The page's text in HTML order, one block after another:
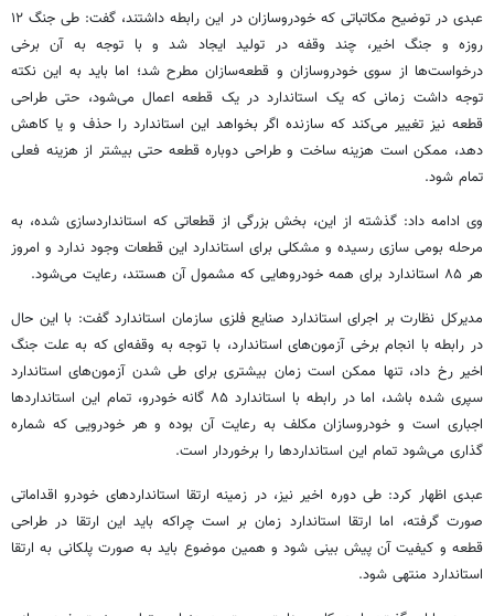
عبدی در توضیح مکاتباتی که خودروسازان در این رابطه داشتند، گفت: طی جنگ ۱۲
روزه و جنگ اخیر، چند وقفه در تولید ایجاد شد و با توجه به آن برخی
درخواست‌ها از سوی خودروسازان و قطعه‌سازان مطرح شد؛ اما باید به این نکته
توجه داشت زمانی که یک استاندارد در یک قطعه اعمال می‌شود، حتی طراحی
قطعه نیز تغییر می‌کند که سازنده اگر بخواهد این استاندارد را حذف و یا کاهش
دهد، ممکن است هزینه ساخت و طراحی دوباره قطعه حتی بیشتر از هزینه فعلی
تمام شود.
وی ادامه داد: گذشته از این، بخش بزرگی از قطعاتی که استانداردسازی شده، به
مرحله بومی سازی رسیده و مشکلی برای استاندارد این قطعات وجود ندارد و امروز
هر ۸۵ استاندارد برای همه خودروهایی که مشمول آن هستند، رعایت می‌شود.
مدیرکل نظارت بر اجرای استاندارد صنایع فلزی سازمان استاندارد گفت: با این حال
در رابطه با انجام برخی آزمون‌های استاندارد، با توجه به وقفه‌ای که به علت جنگ
اخیر رخ داد، تنها ممکن است زمان بیشتری برای طی شدن آزمون‌های استاندارد
سپری شده باشد، اما در رابطه با استاندارد ۸۵ گانه خودرو، تمام این استانداردها
اجباری است و خودروسازان مکلف به رعایت آن بوده و هر خودرویی که شماره
گذاری می‌شود تمام این استانداردها را برخوردار است.
عبدی اظهار کرد: طی دوره اخیر نیز، در زمینه ارتقا استانداردهای خودرو اقداماتی
صورت گرفته، اما ارتقا استاندارد زمان بر است چراکه باید این ارتقا در طراحی
قطعه و کیفیت آن پیش بینی شود و همین موضوع باید به صورت پلکانی به ارتقا
استاندارد منتهی شود.